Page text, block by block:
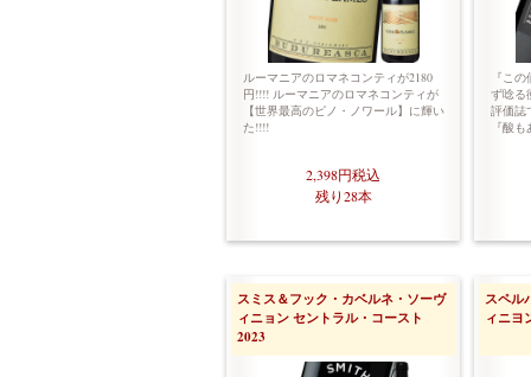
ルーマニアのロマネコンティが2180
円!!!! ルーマニアのロマネコンティが
【世界最高のピノ・ノワール】に輝い
た!!!!
2,398円税込
残り28本
『こ
ず唸る
評価
『酸
スミス＆フック・カベルネ・ソーヴ
ィニョン セントラル・コースト
2023
スペル
ィニ